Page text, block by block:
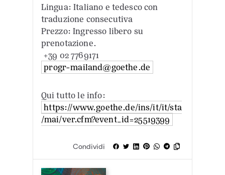
Lingua: Italiano e tedesco con
traduzione consecutiva
Prezzo: Ingresso libero su
prenotazione.
+39 02 7769171
progr-mailand@goethe.de
Qui tutto le info:
https://www.goethe.de/ins/it/it/sta
/mai/ver.cfm?event_id=25519399
Condividi